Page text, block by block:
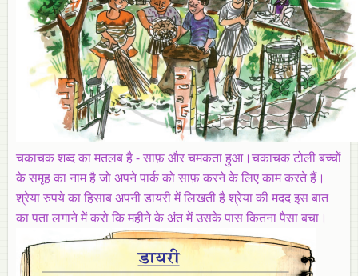
चकाचक शब्द का मतलब है - साफ़ और चमकता हुआ।चकाचक टोली बच्चों
के समूह का नाम है जो अपने पार्क को साफ़ करने के लिए काम करते हैं।
श्रेया रुपये का हिसाब अपनी डायरी में लिखती है श्रेया की मदद इस बात
का पता लगाने में करो कि महीने के अंत में उसके पास कितना पैसा बचा।